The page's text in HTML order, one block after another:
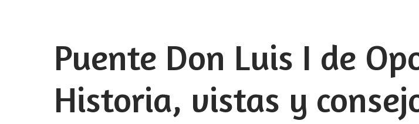
Puente Don Luis I de
Historia, vistas y